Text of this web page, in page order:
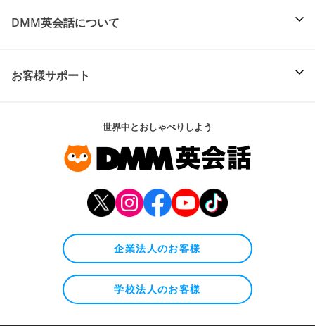
DMM英会話について
お客様サポート
世界中とおしゃべりしよう
企業法人のお客様
学校法人のお客様